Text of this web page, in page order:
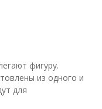
фигуру.
из одного и
для